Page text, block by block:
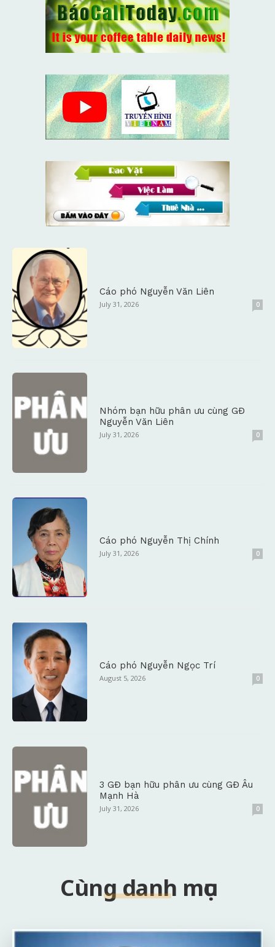
Cáo phó Nguyễn Văn Liên
July 31, 2026 0
Nhóm bạn hữu phân ưu cùng GĐ
Nguyễn Văn Liên
July 31, 2026 0
Cáo phó Nguyễn Thị Chính
July 31, 2026 0
Cáo phó Nguyễn Ngọc Trí
August 5, 2026 0
3 GĐ bạn hữu phân ưu cùng GĐ Âu
Mạnh Hà
July 31, 2026 0
Cùng danh mục